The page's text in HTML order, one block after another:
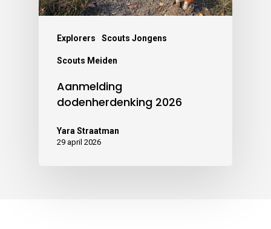
Explorers Scouts Jongens
Scouts Meiden
Aanmelding
dodenherdenking 2026
Yara Straatman
29 april 2026